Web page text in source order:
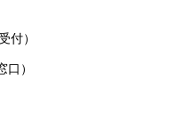
付）
）